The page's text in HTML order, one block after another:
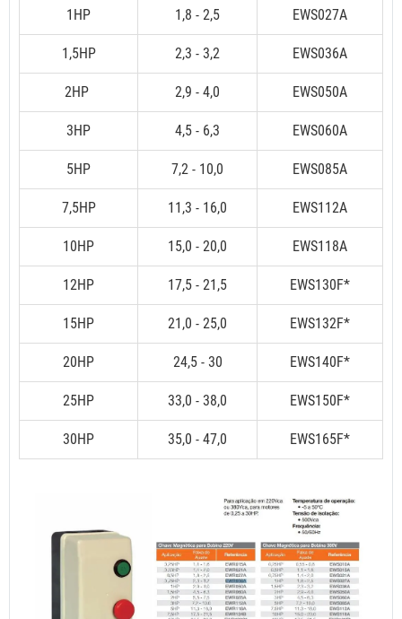
1HP 1,8 - 2,5 EWS027A
1,5HP 2,3 - 3,2 EWS036A
2HP 2,9 - 4,0 EWS050A
3HP 4,5 - 6,3 EWS060A
5HP 7,2 - 10,0 EWS085A
7,5HP 11,3 - 16,0 EWS112A
10HP 15,0 - 20,0 EWS118A
12HP 17,5 - 21,5 EWS130F*
15HP 21,0 - 25,0 EWS132F*
20HP 24,5 - 30 EWS140F*
25HP 33,0 - 38,0 EWS150F*
30HP 35,0 - 47,0 EWS165F*